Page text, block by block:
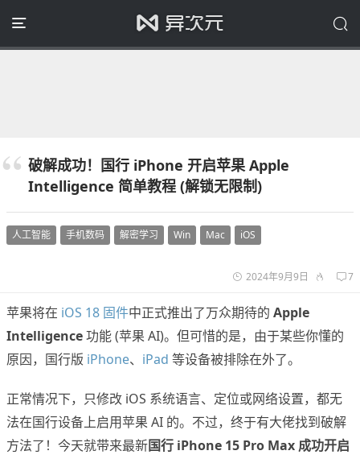
破解成功！国行 iPhone 开启苹果 Apple
Intelligence 简单教程 (解锁无限制)
人工智能 手机数码 解密学习 Win Mac iOS
2024年9月9日 7
苹果将在 iOS 18 固件中正式推出了万众期待的 Apple
Intelligence功能 (苹果 AI)。但可惜的是，由于某些你懂的
原因，国行版 iPhone、 iPad 等设备被排除在外了。
正常情况下，只修改 iOS 系统语言、定位或网络设置，都无
法在国行设备上启用苹果 AI 的。不过，终于有大佬找到破解
方法了！今天就带来最新国行 iPhone 15 Pro Max 成功开启